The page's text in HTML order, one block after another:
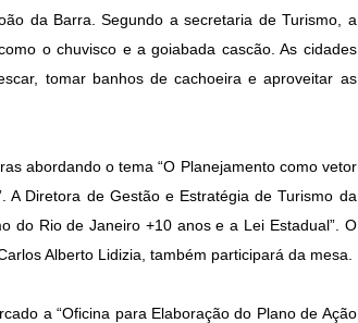
da Barra. Segundo a secretaria de Turismo, a
o chuvisco e a goiabada cascão. As cidades
tomar banhos de cachoeira e aproveitar as
abordando o tema “O Planejamento como vetor
A Diretora de Gestão e Estratégia de Turismo da
do Rio de Janeiro +10 anos e a Lei Estadual”. O
Alberto Lidizia, também participará da mesa.
a “Oficina para Elaboração do Plano de Ação